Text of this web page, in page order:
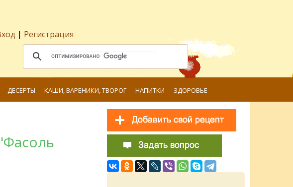
| Регистрация
ДЕСЕРТЫ КАШИ, ВАРЕНИКИ, ТВОРОГ НАПИТКИ ЗДОРОВЬЕ